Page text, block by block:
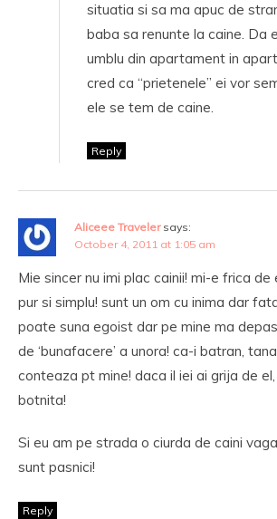
situatia si sa ma apuc de
baba sa renunte la caine. Da
umblu din apartament in
cred ca “prietenele” ei vor
ele se tem de caine.
Reply
Aliceee Traveler says:
October 4, 2011 at 1:05 am
Mie sincer nu imi plac cainii! mi-e frica de
pur si simplu! sunt un om cu inima dar
poate suna egoist dar pe mine ma
de ‘bunafacere’ a unora! ca-i batran,
conteaza pt mine! daca il iei ai grija de
botnita!
Si eu am pe strada o ciurda de caini
sunt pasnici!
Reply